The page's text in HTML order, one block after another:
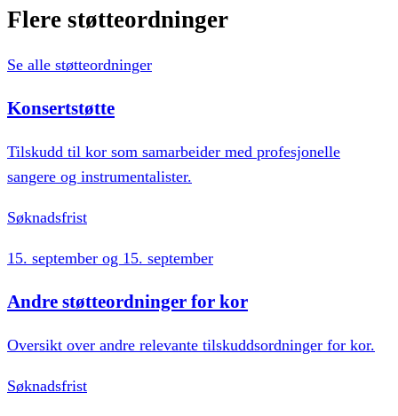
Flere støtteordninger
Se alle støtteordninger
Konsertstøtte
Tilskudd til kor som samarbeider med profesjonelle
sangere og instrumentalister.
Søknadsfrist
15. september og 15. september
Andre støtteordninger for kor
Oversikt over andre relevante tilskuddsordninger for kor.
Søknadsfrist